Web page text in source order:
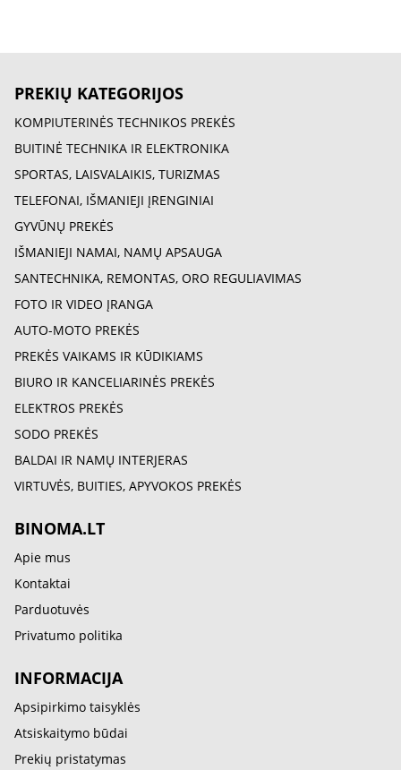
PREKIŲ KATEGORIJOS
KOMPIUTERINĖS TECHNIKOS PREKĖS
BUITINĖ TECHNIKA IR ELEKTRONIKA
SPORTAS, LAISVALAIKIS, TURIZMAS
TELEFONAI, IŠMANIEJI ĮRENGINIAI
GYVŪNŲ PREKĖS
IŠMANIEJI NAMAI, NAMŲ APSAUGA
SANTECHNIKA, REMONTAS, ORO REGULIAVIMAS
FOTO IR VIDEO ĮRANGA
AUTO-MOTO PREKĖS
PREKĖS VAIKAMS IR KŪDIKIAMS
BIURO IR KANCELIARINĖS PREKĖS
ELEKTROS PREKĖS
SODO PREKĖS
BALDAI IR NAMŲ INTERJERAS
VIRTUVĖS, BUITIES, APYVOKOS PREKĖS
BINOMA.LT
Apie mus
Kontaktai
Parduotuvės
Privatumo politika
INFORMACIJA
Apsipirkimo taisyklės
Atsiskaitymo būdai
Prekių pristatymas